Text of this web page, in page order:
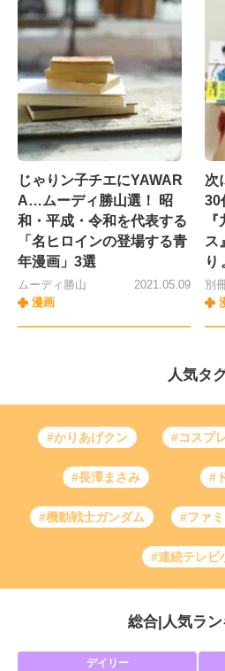
じゃりン子チエにYAWAR
A…ムーディ勝山選！ 昭
和・平成・令和を代表する
「名ヒロインの登場する青
年漫画」3選
ムーディ勝山
漫画
2021.05.09
次
30
ス
り
別
人気タ
#かりあげクン #コスプ
#長澤まさみ #
#機動戦士ガンダム #ファ
#連続テレビ
総合 人気ラ
デイリー